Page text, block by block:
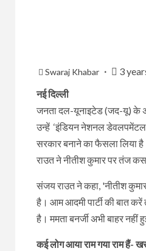
Swaraj Khabar 3
नई दिल्ली
जनता दल-यूनाइटेड (जद-यू) के
उन्हें ‘इंडियन नेशनल डेवलपमेंटल
सरकार बनाने का फैसला लिया
राउत ने नीतीश कुमार पर तंज
संजय राउत ने कहा, 'नीतीश
है। आम आदमी पार्टी की बात
है। ममता बनर्जी अभी बाहर
कई लोग आया राम गया राम हैं-